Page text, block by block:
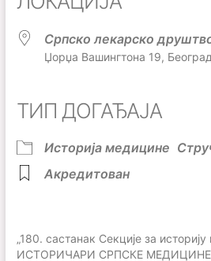
Српско лекарско
Џорџа Вашингтона 19,
ТИП ДОГАЂАЈА
Историја медицине
Акредитован
„180. састанак Секције за
ИСТОРИЧАРИ СРПСКЕ МЕДИЦИНЕ